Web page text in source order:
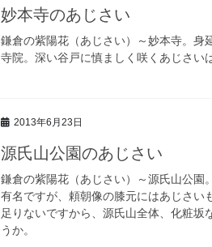
妙本寺のあじさい
鎌倉の紫陽花（あじさい）～妙本寺。身
寺院。深い谷戸に慎ましく咲くあじさい
2013年6月23日
源氏山公園のあじさい
鎌倉の紫陽花（あじさい）～源氏山公園
有名ですが、頼朝像の膝元にはあじさい
足りないですから、源氏山全体、化粧坂
うか。